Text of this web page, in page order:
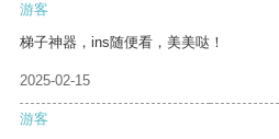
游客
梯子神器，ins随便看，美美哒！
2025-02-15
游客